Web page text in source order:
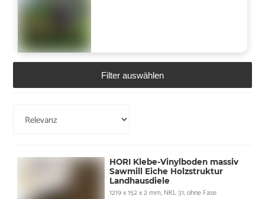
Filter auswählen
HORI Klebe-Vinylboden massiv
Sawmill Eiche Holzstruktur
Landhausdiele
1219 x 152 x 2 mm, NKL 31, ohne Fase